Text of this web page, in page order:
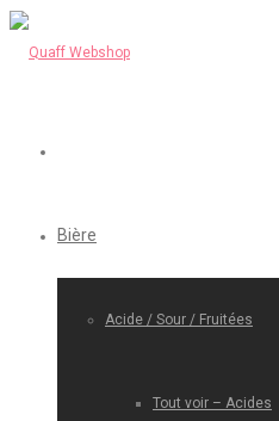
Bière
Acide / Sour / Fruitées
Tout voir – Acides